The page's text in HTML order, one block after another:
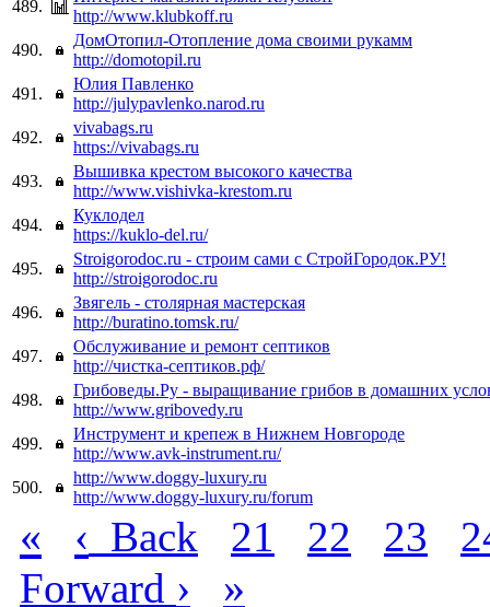
489.
http://www.klubkoff.ru
490.
ДомОтопил-Отопление дома своими рукамм
http://domotopil.ru
491.
Юлия Павленко
http://julypavlenko.narod.ru
492.
vivabags.ru
https://vivabags.ru
493.
Вышивка крестом высокого качества
http://www.vishivka-krestom.ru
494.
Куклодел
https://kuklo-del.ru/
495.
Stroigorodoc.ru - строим сами с СтройГородок.РУ!
http://stroigorodoc.ru
496.
Звягель - столярная мастерская
http://buratino.tomsk.ru/
497.
Обслуживание и ремонт септиков
http://чистка-септиков.рф/
498.
Грибоведы.Ру - выращивание грибов в домашних
http://www.gribovedy.ru
499.
Инструмент и крепеж в Нижнем Новгороде
http://www.avk-instrument.ru/
500.
http://www.doggy-luxury.ru
http://www.doggy-luxury.ru/forum
« ‹ Back 21 22 23
Forward › »